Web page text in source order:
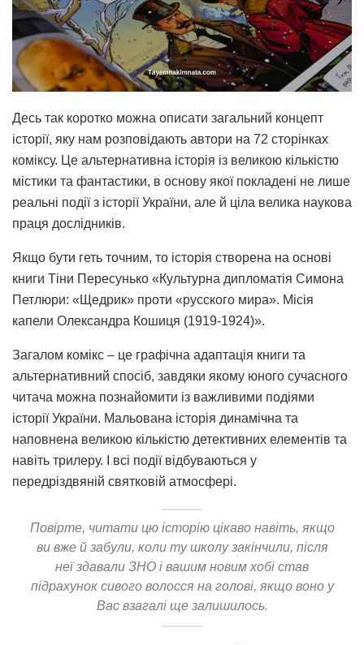
Десь так коротко можна описати загальний концепт
історії, яку нам розповідають автори на 72 сторінках
коміксу. Це альтернативна історія із великою кількістю
містики та фантастики, в основу якої покладені не лише
реальні події з історії України, але й ціла велика наукова
праця дослідників.
Якщо бути геть точним, то історія створена на основі
книги Тіни Пересунько «Культурна дипломатія Симона
Петлюри: «Щедрик» проти «русского мира». Місія
капели Олександра Кошиця (1919-1924)».
Загалом комікс – це графічна адаптація книги та
альтернативний спосіб, завдяки якому юного сучасного
читача можна познайомити із важливими подіями
історії України. Мальована історія динамічна та
наповнена великою кількістю детективних елементів та
навіть трилеру. І всі події відбуваються у
передріздвяній святковій атмосфері.
Повірте, читати цю історію цікаво навіть, якщо
ви вже й забули, коли ту школу закінчили, після
неї здавали ЗНО і вашим новим хобі став
підрахунок сивого волосся на голові, якщо воно у
Вас взагалі ще залишилось.